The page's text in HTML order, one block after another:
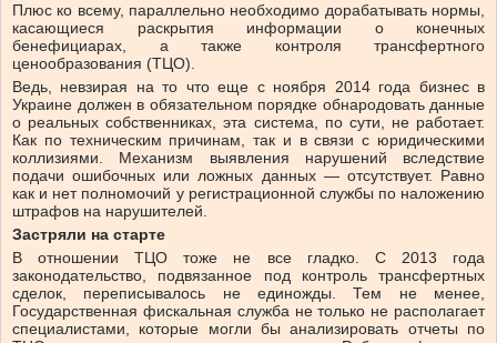
Плюс ко всему, параллельно необходимо дорабатывать нормы,
касающиеся раскрытия информации о конечных
бенефициарах, а также контроля трансфертного
ценообразования (ТЦО).
Ведь, невзирая на то что еще с ноября 2014 года бизнес в
Украине должен в обязательном порядке обнародовать данные
о реальных собственниках, эта система, по сути, не работает.
Как по техническим причинам, так и в связи с юридическими
коллизиями. Механизм выявления нарушений вследствие
подачи ошибочных или ложных данных — отсутствует. Равно
как и нет полномочий у регистрационной службы по наложению
штрафов на нарушителей.
Застряли на старте
В отношении ТЦО тоже не все гладко. С 2013 года
законодательство, подвязанное под контроль трансфертных
сделок, переписывалось не единожды. Тем не менее,
Государственная фискальная служба не только не располагает
специалистами, которые могли бы анализировать отчеты по